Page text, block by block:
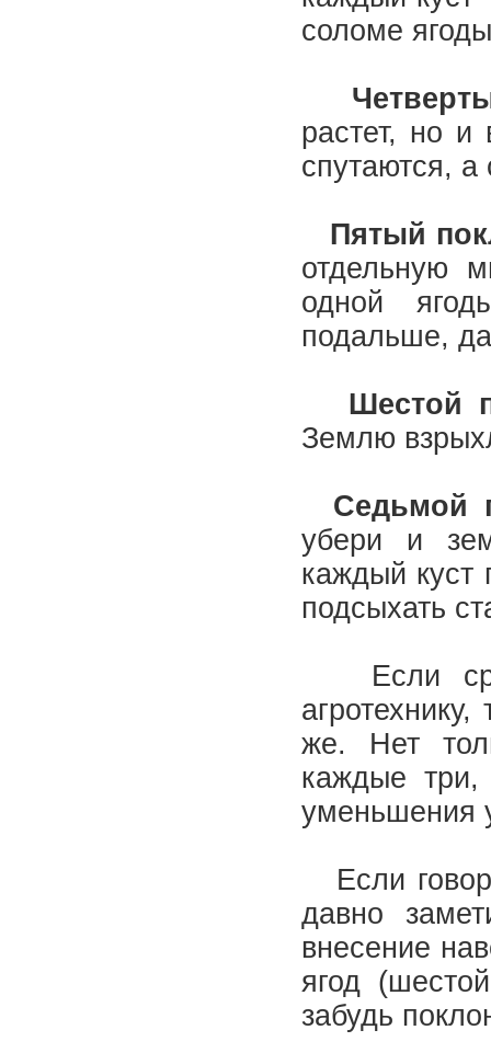
соломе
растет, но
спутаются,
Пятый
отдельную
одной
подальше,
Шестой
Землю
Седьмой
убери и
каждый куст
подсыхать
Если
же. Нет
каждые
уменьшения
Если
давно
внесение
ягод
забудь